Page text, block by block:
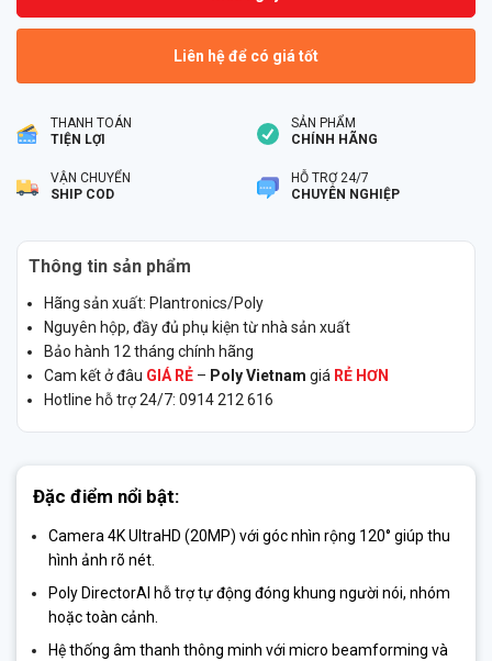
Liên hệ để có giá tốt
THANH TOÁN
TIỆN LỢI
SẢN PHẨM
CHÍNH HÃNG
VẬN CHUYỂN
SHIP COD
HỖ TRỢ 24/7
CHUYÊN NGHIỆP
Thông tin sản phẩm
Hãng sản xuất: Plantronics/Poly
Nguyên hộp, đầy đủ phụ kiện từ nhà sản xuất
Bảo hành 12 tháng chính hãng
Cam kết ở đâu GIÁ RẺ – Poly Vietnam giá RẺ HƠN
Hotline hỗ trợ 24/7: 0914 212 616
Đặc điểm nổi bật:
Camera 4K UltraHD (20MP) với góc nhìn rộng 120° giúp thu
hình ảnh rõ nét.
Poly DirectorAI hỗ trợ tự động đóng khung người nói, nhóm
hoặc toàn cảnh.
Hệ thống âm thanh thông minh với micro beamforming và